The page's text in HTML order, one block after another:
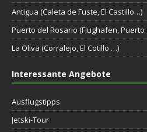
Antigua (Caleta de Fuste, El Castillo…)
Puerto del Rosario (Flughafen,
La Oliva (Corralejo, El Cotillo …)
Interessante Angebote
Ausflugstipps
Jetski-Tour